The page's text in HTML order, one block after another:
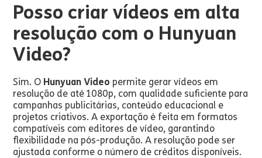
Posso criar vídeos em alta
resolução com o Hunyuan
Video?
Sim. O Hunyuan Video permite gerar vídeos em
resolução de até 1080p, com qualidade suficiente para
campanhas publicitárias, conteúdo educacional e
projetos criativos. A exportação é feita em formatos
compatíveis com editores de vídeo, garantindo
flexibilidade na pós-produção. A resolução pode ser
ajustada conforme o número de créditos disponíveis.